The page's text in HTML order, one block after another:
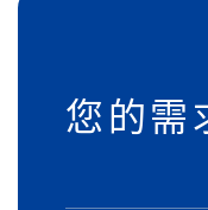
您的需